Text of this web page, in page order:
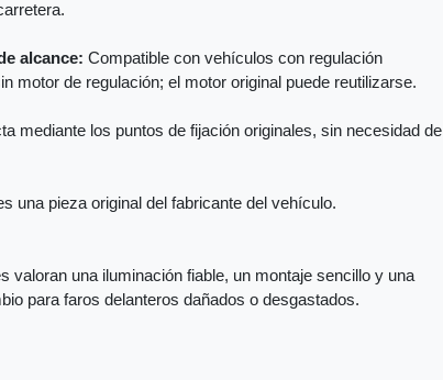
alcance: Compatible con vehículos con regulación
motor de regulación; el motor original puede reutilizarse.
mediante los puntos de fijación originales, sin necesidad de
una pieza original del fabricante del vehículo.
valoran una iluminación fiable, un montaje sencillo y una
para faros delanteros dañados o desgastados.